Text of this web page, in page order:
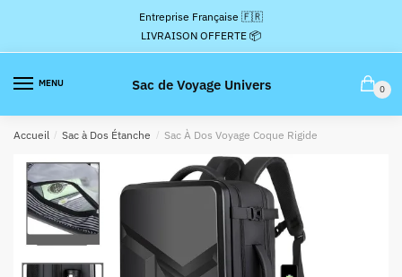
la
navigation
contenu
Entreprise Française 🇫🇷
LIVRAISON OFFERTE 📦
MENU Sac de Voyage Univers 0
Accueil / Sac à Dos Étanche / Sac À Dos Voyage Coque Rigide